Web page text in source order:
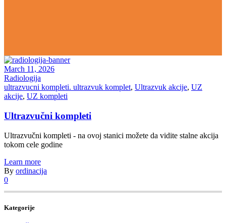
March 11, 2026
Radiologija
ultrazvucni kompleti. ultrazvuk komplet, Ultrazvuk akcije, UZ
akcije, UZ kompleti
Ultrazvučni kompleti
Ultrazvučni kompleti - na ovoj stanici možete da vidite stalne akcija
tokom cele godine
Learn more
By ordinacija
0
Kategorije